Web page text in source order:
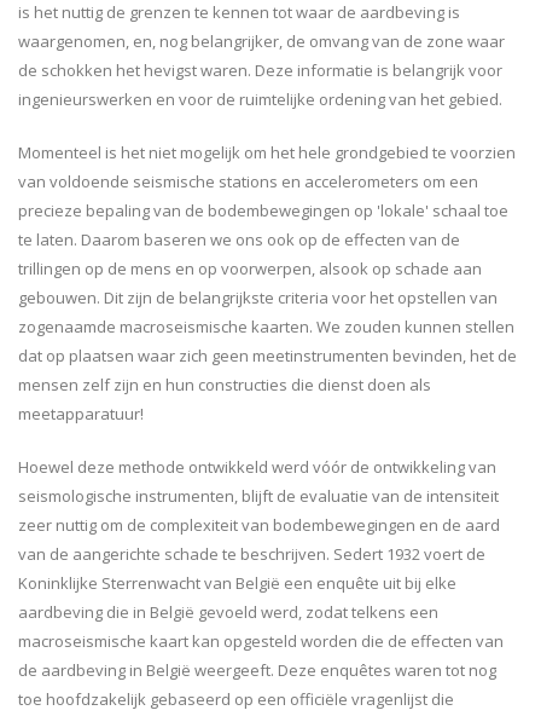
is het nuttig de grenzen te kennen tot waar de aardbeving is
waargenomen, en, nog belangrijker, de omvang van de zone waar
de schokken het hevigst waren. Deze informatie is belangrijk voor
ingenieurswerken en voor de ruimtelijke ordening van het gebied.
Momenteel is het niet mogelijk om het hele grondgebied te voorzien
van voldoende seismische stations en accelerometers om een
precieze bepaling van de bodembewegingen op 'lokale' schaal toe
te laten. Daarom baseren we ons ook op de effecten van de
trillingen op de mens en op voorwerpen, alsook op schade aan
gebouwen. Dit zijn de belangrijkste criteria voor het opstellen van
zogenaamde macroseismische kaarten. We zouden kunnen stellen
dat op plaatsen waar zich geen meetinstrumenten bevinden, het de
mensen zelf zijn en hun constructies die dienst doen als
meetapparatuur!
Hoewel deze methode ontwikkeld werd vóór de ontwikkeling van
seismologische instrumenten, blijft de evaluatie van de intensiteit
zeer nuttig om de complexiteit van bodembewegingen en de aard
van de aangerichte schade te beschrijven. Sedert 1932 voert de
Koninklijke Sterrenwacht van België een enquête uit bij elke
aardbeving die in België gevoeld werd, zodat telkens een
macroseismische kaart kan opgesteld worden die de effecten van
de aardbeving in België weergeeft. Deze enquêtes waren tot nog
toe hoofdzakelijk gebaseerd op een officiële vragenlijst die